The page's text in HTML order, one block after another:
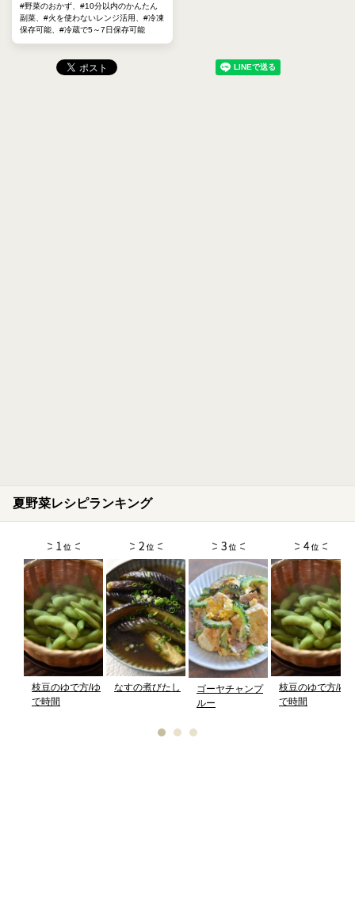
#野菜のおかず、#10分以内のかんたん
副菜、#火を使わないレンジ活用、#冷凍
保存可能、#冷蔵で5～7日保存可能
夏野菜レシピランキング
枝豆のゆで方/ゆ
で時間
なすの煮びたし
ゴーヤチャンプ
ルー
枝豆のゆで方/ゆ
で時間